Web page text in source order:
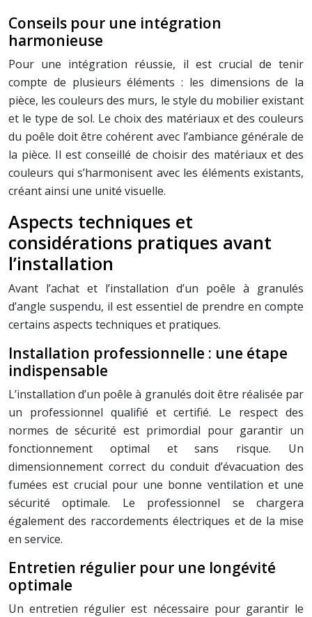
Conseils pour une intégration
harmonieuse
Pour une intégration réussie, il est crucial de tenir
compte de plusieurs éléments : les dimensions de la
pièce, les couleurs des murs, le style du mobilier existant
et le type de sol. Le choix des matériaux et des couleurs
du poêle doit être cohérent avec l’ambiance générale de
la pièce. Il est conseillé de choisir des matériaux et des
couleurs qui s’harmonisent avec les éléments existants,
créant ainsi une unité visuelle.
Aspects techniques et
considérations pratiques avant
l’installation
Avant l’achat et l’installation d’un poêle à granulés
d’angle suspendu, il est essentiel de prendre en compte
certains aspects techniques et pratiques.
Installation professionnelle : une étape
indispensable
L’installation d’un poêle à granulés doit être réalisée par
un professionnel qualifié et certifié. Le respect des
normes de sécurité est primordial pour garantir un
fonctionnement optimal et sans risque. Un
dimensionnement correct du conduit d’évacuation des
fumées est crucial pour une bonne ventilation et une
sécurité optimale. Le professionnel se chargera
également des raccordements électriques et de la mise
en service.
Entretien régulier pour une longévité
optimale
Un entretien régulier est nécessaire pour garantir le